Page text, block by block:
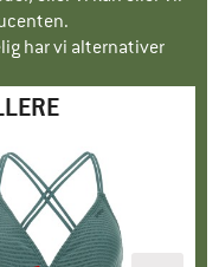
har vi alternativer